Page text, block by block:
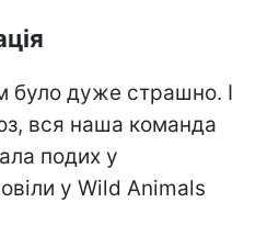
було дуже страшно. І
вся наша команда
подих у
у Wild Animals